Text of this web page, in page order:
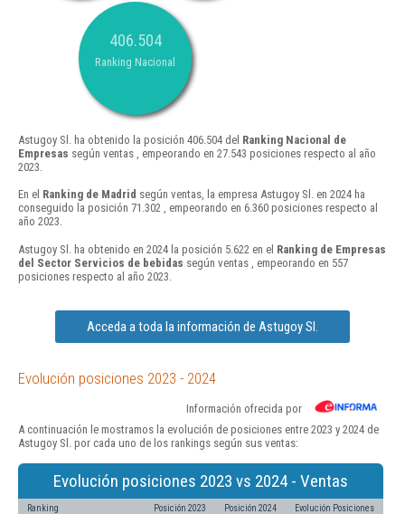
406.504
Ranking Nacional
Astugoy Sl. ha obtenido la posición 406.504 del Ranking Nacional de
Empresas según ventas , empeorando en 27.543 posiciones respecto al año
2023.
En el Ranking de Madrid según ventas, la empresa Astugoy Sl. en 2024 ha
conseguido la posición 71.302 , empeorando en 6.360 posiciones respecto al
año 2023.
Astugoy Sl. ha obtenido en 2024 la posición 5.622 en el Ranking de Empresas
del Sector Servicios de bebidas según ventas , empeorando en 557
posiciones respecto al año 2023.
Acceda a toda la información de Astugoy Sl.
Evolución posiciones 2023 - 2024
Información ofrecida por
A continuación le mostramos la evolución de posiciones entre 2023 y 2024 de
Astugoy Sl. por cada uno de los rankings según sus ventas:
Evolución posiciones 2023 vs 2024 - Ventas
Ranking Posición 2023 Posición 2024 Evolución Posiciones